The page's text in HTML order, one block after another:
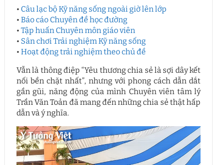
• Câu lạc bộ Kỹ năng sống ngoài giờ lên lớp
• Báo cáo Chuyên đề học đường
• Tập huấn Chuyên môn giáo viên
• Sân chơi Trải nghiệm Kỹ năng sống
• Hoạt động trải nghiệm theo chủ đề
Vẫn là thông điệp “Yêu thương chia sẻ là sợi dây kết
nối bền chặt nhất”, nhưng với phong cách dẫn dắt
gần gũi, năng động của mình Chuyên viên tâm lý
Trần Văn Toản đã mang đến những chia sẻ thật hấp
dẫn và ý nghĩa.